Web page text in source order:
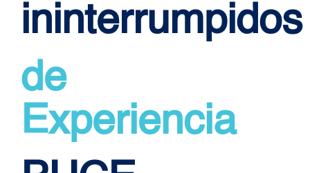
ininterrumpidos
de
Experiencia